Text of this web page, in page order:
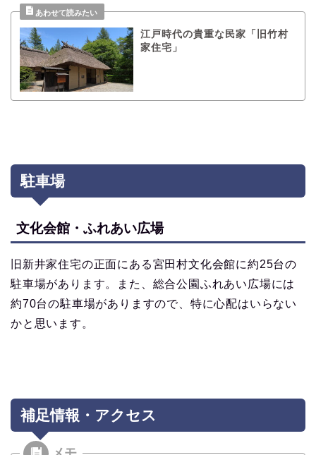
江戸時代の貴重な民家「旧竹村
家住宅」
駐車場
文化会館・ふれあい広場
旧新井家住宅の正面にある宮田村文化会館に約25台の
駐車場があります。また、総合公園ふれあい広場には
約70台の駐車場がありますので、特に心配はいらない
かと思います。
補足情報・アクセス